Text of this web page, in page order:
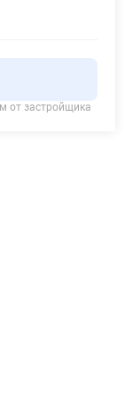
от застройщика